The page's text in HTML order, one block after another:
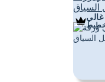
السياق
غالي